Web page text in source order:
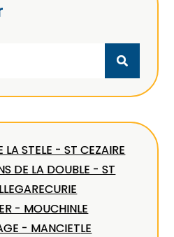
LA STELE - ST CEZAIRE
DE LA DOUBLE - ST
ECURIE
- MOUCHINLE
- MANCIETLE